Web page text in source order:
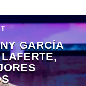
GARCÍA